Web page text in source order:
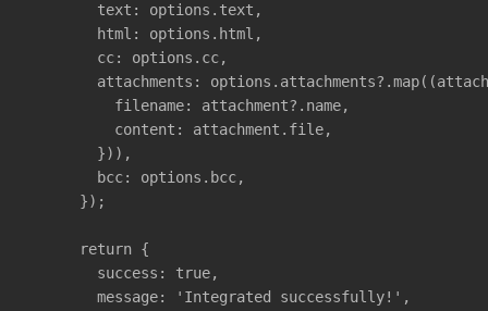
        text: options.text,
        html: options.html,
        cc: options.cc,
attachments:
          filename: attachment?.name,
          content: attachment.file,
        })),
        bcc: options.bcc,
      });
      return {
        success: true,
        message: 'Integrated successfully!',